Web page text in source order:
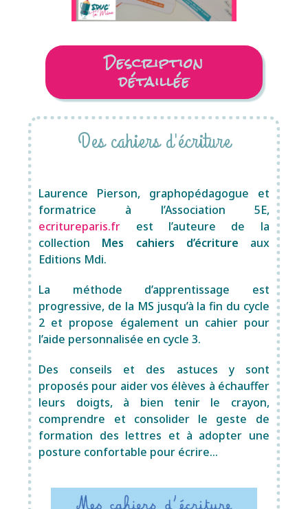
Description
détaillée
Des cahiers d'écriture
Laurence Pierson, graphopédagogue et
formatrice à l’Association 5E,
ecritureparis.fr est l’auteure de la
collection Mes cahiers d’écriture aux
Editions Mdi.
La méthode d’apprentissage est
progressive, de la MS jusqu’à la fin du cycle
2 et propose également un cahier pour
l’aide personnalisée en cycle 3.
Des conseils et des astuces y sont
proposés pour aider vos élèves à échauffer
leurs doigts, à bien tenir le crayon,
comprendre et consolider le geste de
formation des lettres et à adopter une
posture confortable pour écrire…